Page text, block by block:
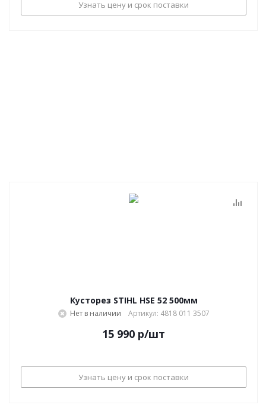
Узнать цену и срок поставки
Кусторез STIHL HSE 52 500мм
Нет в наличии Артикул: 4818 011 3507
15 990 р/шт
Узнать цену и срок поставки